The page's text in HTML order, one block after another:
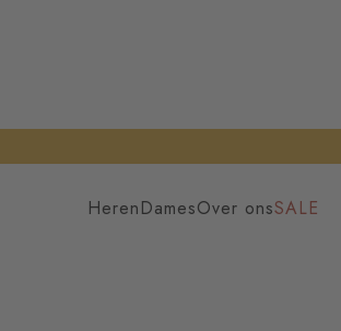
HerenDamesOver onsSALE